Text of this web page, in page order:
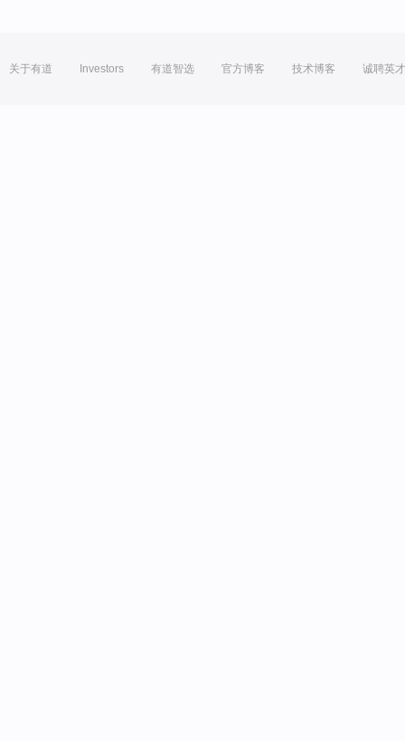
关于有道 Investors 有道智选 官方博客 技术博客 诚聘英才